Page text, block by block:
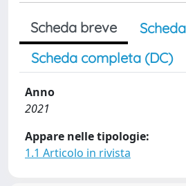
Scheda breve
Scheda completa (DC)
Anno
2021
Appare nelle tipologie:
1.1 Articolo in rivista